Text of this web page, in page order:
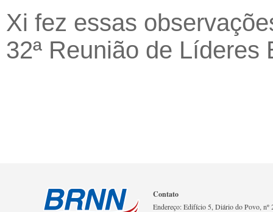
Xi fez essas
32ª Reunião de Líderes
Contato
Endereço: Edifício 5, Diário do Povo,